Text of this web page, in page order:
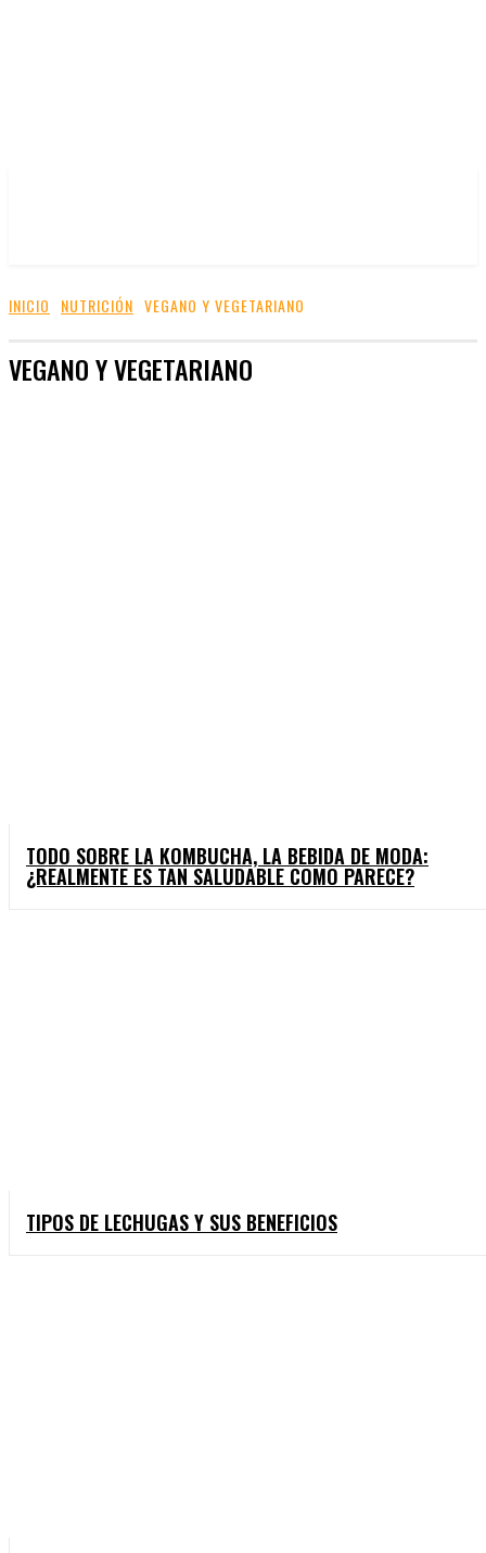
INICIO NUTRICIÓN VEGANO Y VEGETARIANO
VEGANO Y VEGETARIANO
TODO SOBRE LA KOMBUCHA, LA BEBIDA DE MODA:
¿REALMENTE ES TAN SALUDABLE COMO PARECE?
TIPOS DE LECHUGAS Y SUS BENEFICIOS